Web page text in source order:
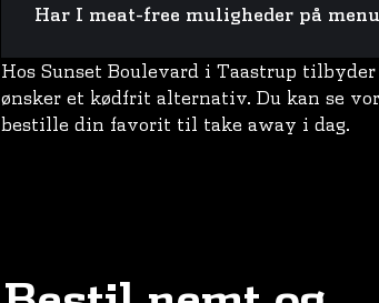
Har I meat-free muligheder på
Hos Sunset Boulevard i Taastrup
ønsker et kødfrit alternativ. Du kan se
bestille din favorit til take away i dag.